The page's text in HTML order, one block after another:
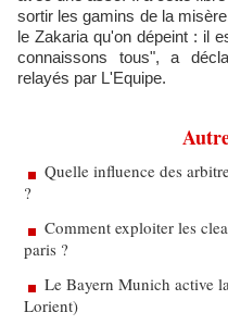
sortir les gamins de la
le Zakaria qu'on dépeint : il
connaissons tous", a
relayés par L'Equipe.
Quelle influence des
?
Comment exploiter les
paris ?
Le Bayern Munich active
Lorient)